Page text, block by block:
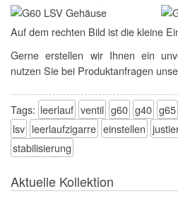
Auf dem rechten Bild ist die kleine
Gerne erstellen wir Ihnen ein
nutzen Sie bei Produktanfragen
Tags: leerlauf ventil g60 g40 g65
lsv leerlaufzigarre einstellen
stabilisierung
Aktuelle Kollektion